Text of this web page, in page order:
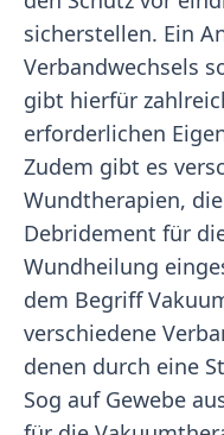
sicherstellen. Ein
Verbandwechsels
gibt hierfür
erforderlichen
Zudem gibt es
Wundtherapien,
Debridement für
Wundheilung
dem Begriff
verschiedene
denen durch eine
Sog auf Gewebe